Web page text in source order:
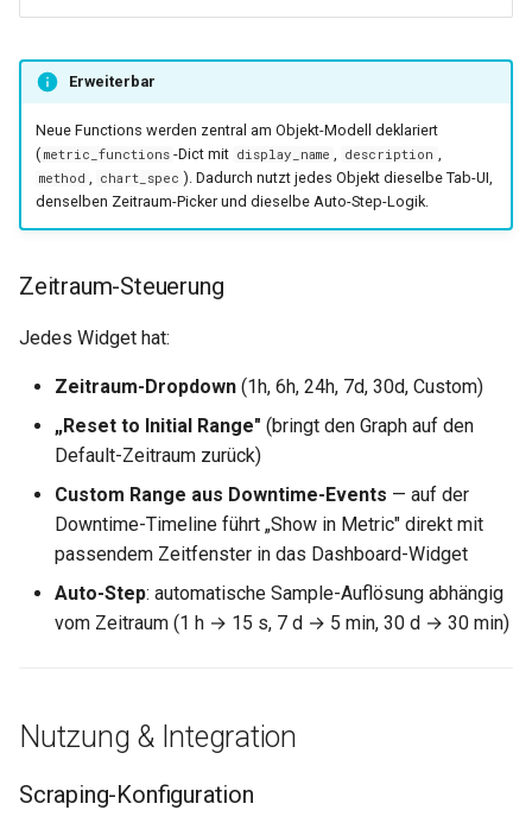
Erweiterbar
Neue Functions werden zentral am Objekt-Modell deklariert
( metric_functions -Dict mit display_name , description ,
method , chart_spec ). Dadurch nutzt jedes Objekt dieselbe Tab-UI,
denselben Zeitraum-Picker und dieselbe Auto-Step-Logik.
Zeitraum-Steuerung
Jedes Widget hat:
Zeitraum-Dropdown (1h, 6h, 24h, 7d, 30d, Custom)
„Reset to Initial Range" (bringt den Graph auf den
Default-Zeitraum zurück)
Custom Range aus Downtime-Events — auf der
Downtime-Timeline führt „Show in Metric" direkt mit
passendem Zeitfenster in das Dashboard-Widget
Auto-Step: automatische Sample-Auflösung abhängig
vom Zeitraum (1 h → 15 s, 7 d → 5 min, 30 d → 30 min)
Nutzung & Integration
Scraping-Konfiguration